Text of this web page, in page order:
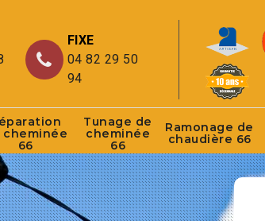
FIXE
04 82 29 50
94
cheminée
66
Tunage de
cheminée
66
Ramonage de
chaudière 66